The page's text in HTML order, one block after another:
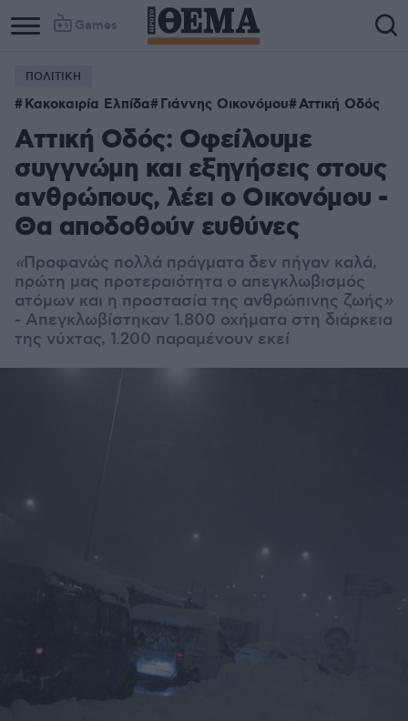
Games
Column
1
Column
2
ΠΟΛΙΤΙΚΗ
Κακοκαιρία Ελπίδα Γιάννης Οικονόμου Αττική Οδός
Αττική Οδός: Οφείλουμε
συγγνώμη και εξηγήσεις στους
ανθρώπους, λέει ο Οικονόμου -
Θα αποδοθούν ευθύνες
«Προφανώς πολλά πράγματα δεν πήγαν καλά,
πρώτη μας προτεραιότητα ο απεγκλωβισμός
ατόμων και η προστασία της ανθρώπινης ζωής»
- Απεγκλωβίστηκαν 1.800 οχήματα στη διάρκεια
της νύχτας, 1.200 παραμένουν εκεί